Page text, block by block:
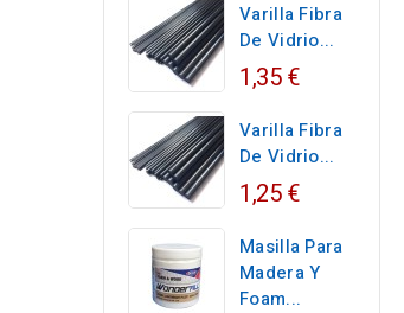
Varilla Fibra
De Vidrio...
1,35 €
Varilla Fibra
De Vidrio...
1,25 €
Masilla Para
Madera Y
Foam...